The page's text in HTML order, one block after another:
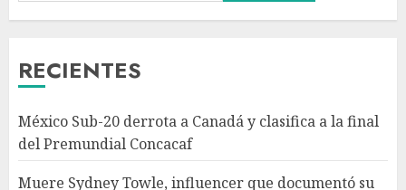
RECIENTES
México Sub-20 derrota a Canadá y clasifica a la final
del Premundial Concacaf
Muere Sydney Towle, influencer que documentó su
3
Pronostican victoria 3-1 de
América Femenil sobre Cruz
Azul en Jornada 2